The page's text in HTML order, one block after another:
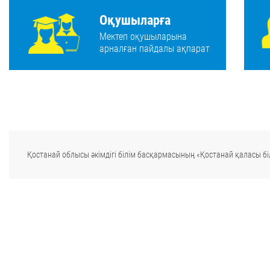
Оқушыларға
Мектеп оқушыларына
арналған пайдалы ақпарат
Қостанай облысы әкімдігі білім басқармасының «Қостанай қаласы